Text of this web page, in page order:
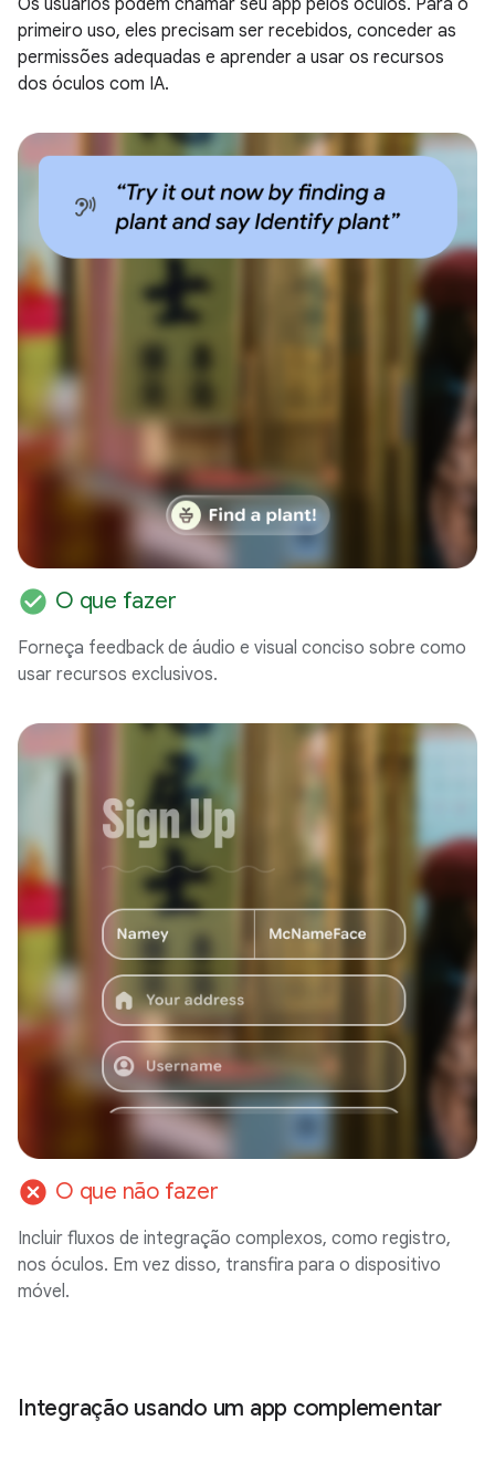
Os usuários podem chamar seu app pelos óculos. Para o
primeiro uso, eles precisam ser recebidos, conceder as
permissões adequadas e aprender a usar os recursos
dos óculos com IA.
check_circle O que fazer
Forneça feedback de áudio e visual conciso sobre como
usar recursos exclusivos.
cancel O que não fazer
Incluir fluxos de integração complexos, como registro,
nos óculos. Em vez disso, transfira para o dispositivo
móvel.
Integração usando um app complementar